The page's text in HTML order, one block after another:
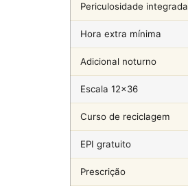
Periculosidade integrada
Hora extra mínima
Adicional noturno
Escala 12×36
Curso de reciclagem
EPI gratuito
Prescrição